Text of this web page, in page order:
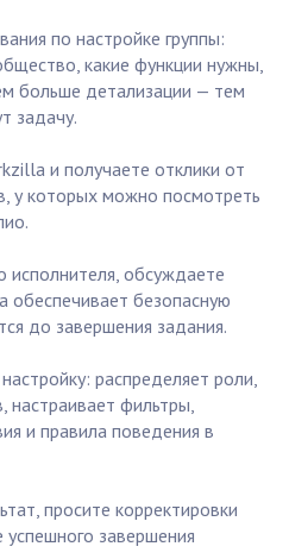
по настройке группы:
какие функции нужны,
больше детализации — тем
задачу.
и получаете отклики от
у которых можно посмотреть
обсуждаете
обеспечивает безопасную
до завершения задания.
распределяет роли,
фильтры,
и правила поведения в
просите корректировки
завершения